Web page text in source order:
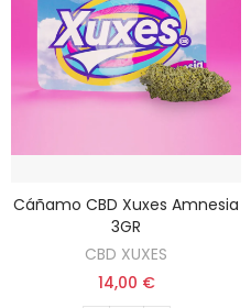
Cáñamo CBD Xuxes Amnesia
3GR
CBD XUXES
14,00 €